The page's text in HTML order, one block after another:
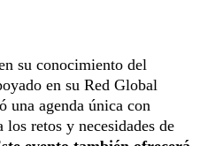
su conocimiento del
en su Red Global
una agenda única con
retos y necesidades de